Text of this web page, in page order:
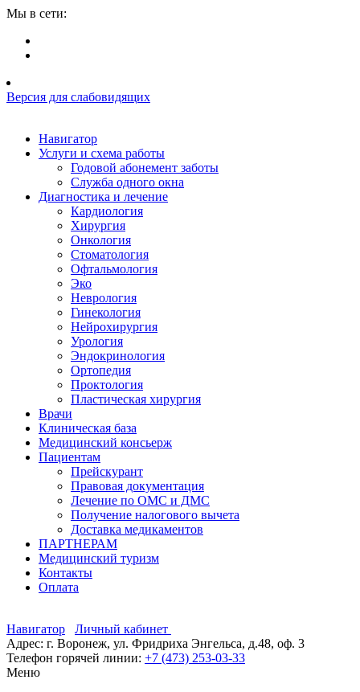
Мы в сети:
Версия для слабовидящих
Навигатор
Услуги и схема работы
Годовой абонемент заботы
Служба одного окна
Диагностика и лечение
Кардиология
Хирургия
Онкология
Стоматология
Офтальмология
Эко
Неврология
Гинекология
Нейрохирургия
Урология
Эндокринология
Ортопедия
Проктология
Пластическая хирургия
Врачи
Клиническая база
Медицинский консьерж
Пациентам
Прейскурант
Правовая документация
Лечение по ОМС и ДМС
Получение налогового вычета
Доставка медикаментов
ПАРТНЕРАМ
Медицинский туризм
Контакты
Оплата
Навигатор
Личный кабинет
Адрес: г. Воронеж, ул. Фридриха Энгельса, д.48, оф. 3
Телефон горячей линии: +7 (473) 253-03-33
Меню